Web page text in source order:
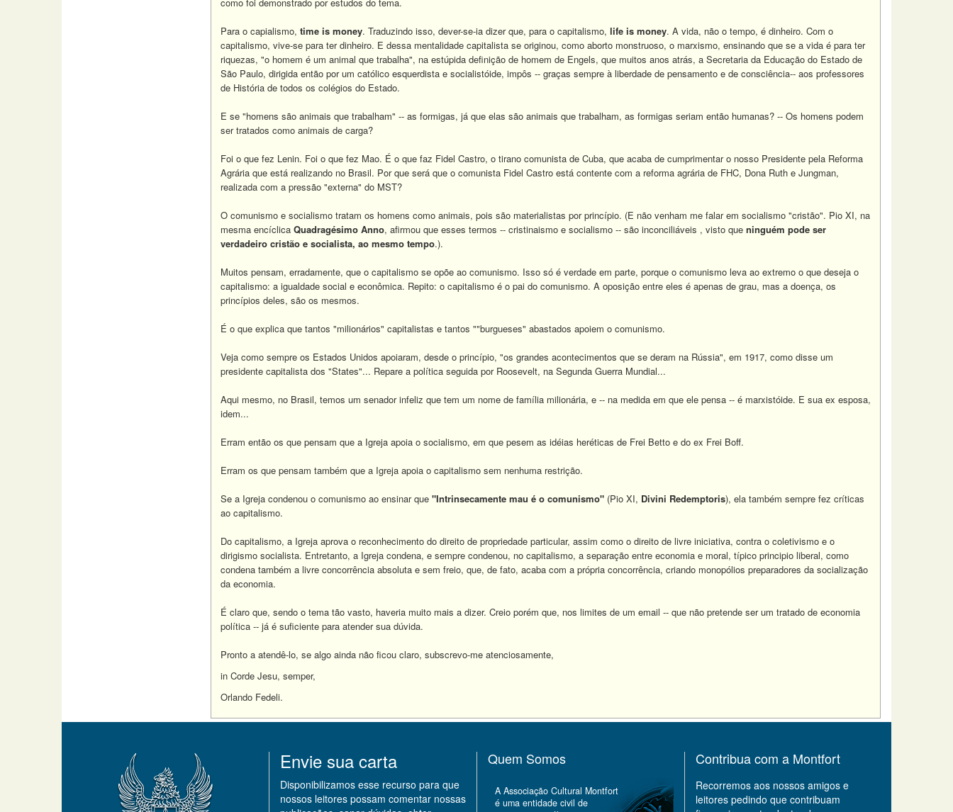
Para o capialismo, time is money. Traduzindo isso, dever-se-ia dizer que, para o capitalismo, life is money. A vida, não o tempo, é dinheiro. Com o
capitalismo, vive-se para ter dinheiro. E dessa mentalidade capitalista se originou, como aborto monstruoso, o marxismo, ensinando que se a vida é para ter
riquezas, "o homem é um animal que trabalha", na estúpida definição de homem de Engels, que muitos anos atrás, a Secretaria da Educação do Estado de
São Paulo, dirigida então por um católico esquerdista e socialistóide, impôs -- graças sempre à liberdade de pensamento e de consciência-- aos professores
de História de todos os colégios do Estado.
E se "homens são animais que trabalham" -- as formigas, já que elas são animais que trabalham, as formigas seriam então humanas? -- Os homens podem
ser tratados como animais de carga?
Foi o que fez Lenin. Foi o que fez Mao. É o que faz Fidel Castro, o tirano comunista de Cuba, que acaba de cumprimentar o nosso Presidente pela Reforma
Agrária que está realizando no Brasil. Por que será que o comunista Fidel Castro está contente com a reforma agrária de FHC, Dona Ruth e Jungman,
realizada com a pressão "externa" do MST?
O comunismo e socialismo tratam os homens como animais, pois são materialistas por princípio. (E não venham me falar em socialismo "cristão". Pio XI, na
mesma encíclica Quadragésimo Anno, afirmou que esses termos -- cristinaismo e socialismo -- são inconciliáveis , visto que ninguém pode ser
verdadeiro cristão e socialista, ao mesmo tempo.).
Muitos pensam, erradamente, que o capitalismo se opõe ao comunismo. Isso só é verdade em parte, porque o comunismo leva ao extremo o que deseja o
capitalismo: a igualdade social e econômica. Repito: o capitalismo é o pai do comunismo. A oposição entre eles é apenas de grau, mas a doença, os
princípios deles, são os mesmos.
É o que explica que tantos "milionários" capitalistas e tantos ""burgueses" abastados apoiem o comunismo.
Veja como sempre os Estados Unidos apoiaram, desde o princípio, "os grandes acontecimentos que se deram na Rússia", em 1917, como disse um
presidente capitalista dos "States"... Repare a política seguida por Roosevelt, na Segunda Guerra Mundial...
Aqui mesmo, no Brasil, temos um senador infeliz que tem um nome de família milionária, e -- na medida em que ele pensa -- é marxistóide. E sua ex esposa,
idem...
Erram então os que pensam que a Igreja apoia o socialismo, em que pesem as idéias heréticas de Frei Betto e do ex Frei Boff.
Erram os que pensam também que a Igreja apoia o capitalismo sem nenhuma restrição.
Se a Igreja condenou o comunismo ao ensinar que "Intrinsecamente mau é o comunismo" (Pio XI, Divini Redemptoris), ela também sempre fez críticas
ao capitalismo.
Do capitalismo, a Igreja aprova o reconhecimento do direito de propriedade particular, assim como o direito de livre iniciativa, contra o coletivismo e o
dirigismo socialista. Entretanto, a Igreja condena, e sempre condenou, no capitalismo, a separação entre economia e moral, típico principio liberal, como
condena também a livre concorrência absoluta e sem freio, que, de fato, acaba com a própria concorrência, criando monopólios preparadores da socialização
da economia.
É claro que, sendo o tema tão vasto, haveria muito mais a dizer. Creio porém que, nos limites de um email -- que não pretende ser um tratado de economia
política -- já é suficiente para atender sua dúvida.
Pronto a atendê-lo, se algo ainda não ficou claro, subscrevo-me atenciosamente,
in Corde Jesu, semper,
Orlando Fedeli.
Envie sua carta
Disponibilizamos esse recurso para que
nossos leitores possam comentar nossas
Quem Somos
A Associação Cultural Montfort
é uma entidade civil de
Contribua com a Montfort
Recorremos aos nossos amigos e
leitores pedindo que contribuam